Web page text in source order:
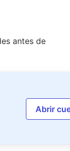
antes de
Abrir